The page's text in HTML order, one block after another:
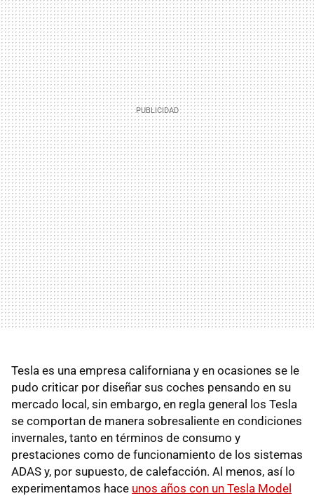
Tesla es una empresa californiana y en ocasiones se le
pudo criticar por diseñar sus coches pensando en su
mercado local, sin embargo, en regla general los Tesla
se comportan de manera sobresaliente en condiciones
invernales, tanto en términos de consumo y
prestaciones como de funcionamiento de los sistemas
ADAS y, por supuesto, de calefacción. Al menos, así lo
experimentamos hace unos años con un Tesla Model